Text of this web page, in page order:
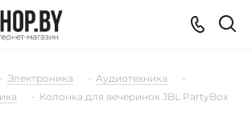
- Электроника - Аудиотехника
-
- Колонка для вечеринок JBL PartyBox